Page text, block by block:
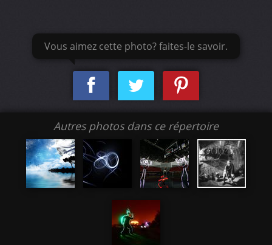
Vous aimez cette photo? faites-le savoir.
Autres photos dans ce répertoire